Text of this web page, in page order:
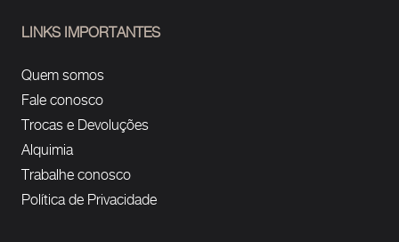
LINKS IMPORTANTES
Quem somos
Fale conosco
Trocas e Devoluções
Alquimia
Trabalhe conosco
Política de Privacidade